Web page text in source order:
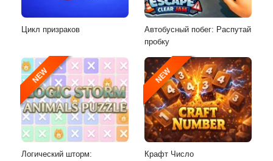
Цикл призраков
Автобусный побег: Распутай
пробку
NEW
Логический шторм:
NEW
Крафт Число